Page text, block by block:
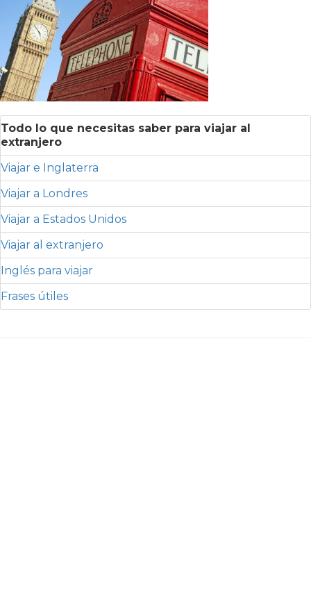
Todo lo que necesitas saber para viajar al
extranjero
Viajar e Inglaterra
Viajar a Londres
Viajar a Estados Unidos
Viajar al extranjero
Inglés para viajar
Frases útiles